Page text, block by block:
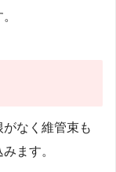
なく維管束も
ます。